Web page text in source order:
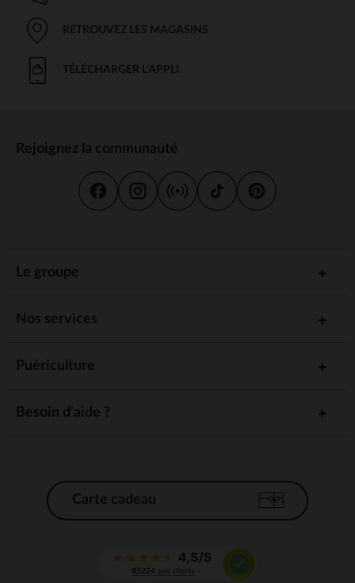
RETROUVEZ LES MAGASINS
TÉLÉCHARGER L'APPLI
Rejoignez la communauté
Le groupe
Nos services
Puériculture
Besoin d'aide ?
Carte cadeau